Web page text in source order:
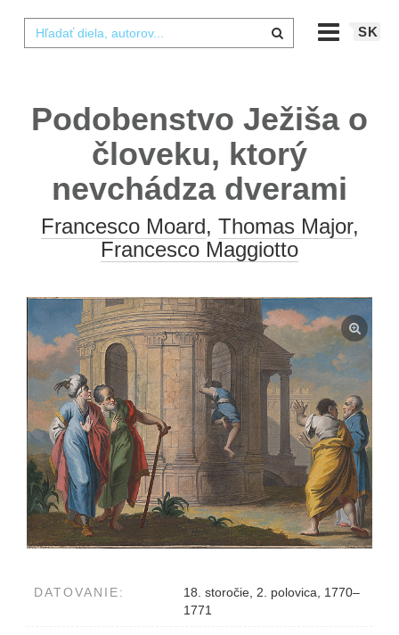
SK
Podobenstvo Ježiša o
človeku, ktorý
nevchádza dverami
Francesco Moard, Thomas Major,
Francesco Maggiotto
DATOVANIE:
18. storočie, 2. polovica, 1770–
1771